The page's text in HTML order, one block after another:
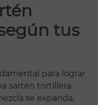
tus
para lograr
sartén tortillera
se expanda,